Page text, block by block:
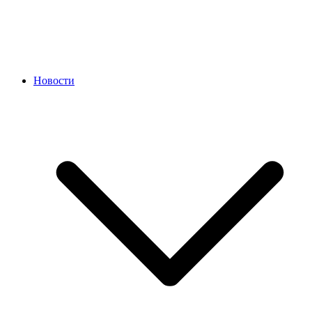
Новости